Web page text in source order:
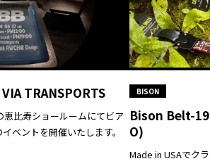
TRANSPORTS
比寿ショールームにてビア
ベントを開催いたします。
BISON
Bison Belt-
O)
Made in USAでク